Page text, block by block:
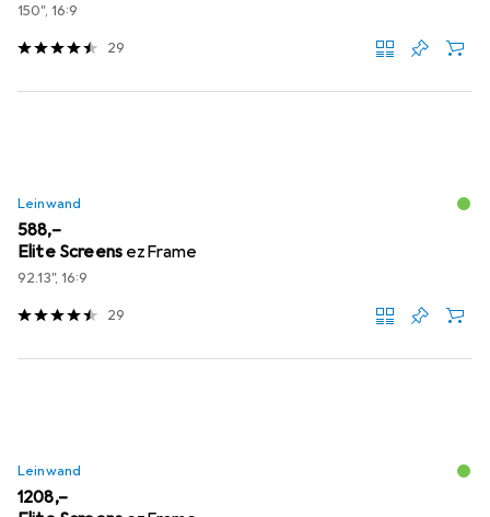
150", 16:9
29
Leinwand
EUR
588,–
Elite Screens ezFrame
92.13", 16:9
29
Leinwand
EUR
1208,–